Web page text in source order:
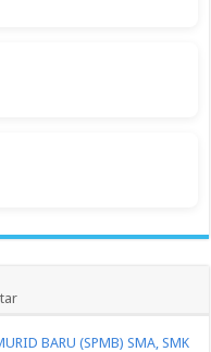
BARU (SPMB) SMA, SMK